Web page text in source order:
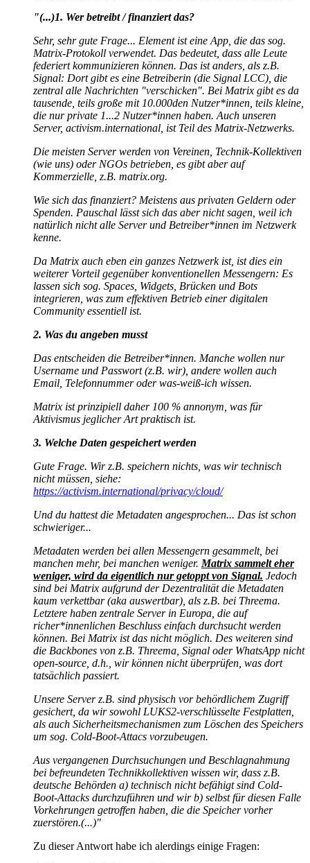
"(...)1. Wer betreibt / finanziert das?
Sehr, sehr gute Frage... Element ist eine App, die das sog.
Matrix-Protokoll verwendet. Das bedeutet, dass alle Leute
federiert kommunizieren können. Das ist anders, als z.B.
Signal: Dort gibt es eine Betreiberin (die Signal LCC), die
zentral alle Nachrichten "verschicken". Bei Matrix gibt es da
tausende, teils große mit 10.000den Nutzer*innen, teils kleine,
die nur private 1...2 Nutzer*innen haben. Auch unseren
Server, activism.international, ist Teil des Matrix-Netzwerks.
Die meisten Server werden von Vereinen, Technik-Kollektiven
(wie uns) oder NGOs betrieben, es gibt aber auf
Kommerzielle, z.B. matrix.org.
Wie sich das finanziert? Meistens aus privaten Geldern oder
Spenden. Pauschal lässt sich das aber nicht sagen, weil ich
natürlich nicht alle Server und Betreiber*innen im Netzwerk
kenne.
Da Matrix auch eben ein ganzes Netzwerk ist, ist dies ein
weiterer Vorteil gegenüber konventionellen Messengern: Es
lassen sich sog. Spaces, Widgets, Brücken und Bots
integrieren, was zum effektiven Betrieb einer digitalen
Community essentiell ist.
2. Was du angeben musst
Das entscheiden die Betreiber*innen. Manche wollen nur
Username und Passwort (z.B. wir), andere wollen auch
Email, Telefonnummer oder was-weiß-ich wissen.
Matrix ist prinzipiell daher 100 % annonym, was für
Aktivismus jeglicher Art praktisch ist.
3. Welche Daten gespeichert werden
Gute Frage. Wir z.B. speichern nichts, was wir technisch
nicht müssen, siehe:
https://activism.international/privacy/cloud/
Und du hattest die Metadaten angesprochen... Das ist schon
schwieriger...
Metadaten werden bei allen Messengern gesammelt, bei
manchen mehr, bei manchen weniger. Matrix sammelt eher
weniger, wird da eigentlich nur getoppt von Signal. Jedoch
sind bei Matrix aufgrund der Dezentralität die Metadaten
kaum verkettbar (aka auswertbar), als z.B. bei Threema.
Letztere haben zentrale Server in Europa, die auf
richer*innenlichen Beschluss einfach durchsucht werden
können. Bei Matrix ist das nicht möglich. Des weiteren sind
die Backbones von z.B. Threema, Signal oder WhatsApp nicht
open-source, d.h., wir können nicht überprüfen, was dort
tatsächlich passiert.
Unsere Server z.B. sind physisch vor behördlichem Zugriff
gesichert, da wir sowohl LUKS2-verschlüsselte Festplatten,
als auch Sicherheitsmechanismen zum Löschen des Speichers
um sog. Cold-Boot-Attacs vorzubeugen.
Aus vergangenen Durchsuchungen und Beschlagnahmung
bei befreundeten Technikkollektiven wissen wir, dass z.B.
deutsche Behörden a) technisch nicht befähigt sind Cold-
Boot-Attacks durchzuführen und wir b) selbst für diesen Falle
Vorkehrungen getroffen haben, die die Speicher vorher
zuerstören.(...)"
Zu dieser Antwort habe ich alerdings einige Fragen: